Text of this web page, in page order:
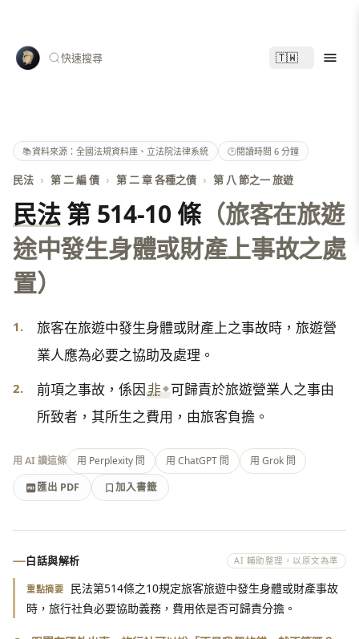
快速搜尋 🇹🇼
📚資料來源：全國法規資料庫、立法院法律系統 🕑閱讀時間 6 分鐘
民法 › 第 二 編 債 › 第 二 章 各種之債 › 第 八 節之一 旅遊
民法第 514-10 條（旅客在旅遊
途中發生身體或財產上事故之處
置）
1.
旅客在旅遊中發生身體或財產上之事故時，旅遊營
業人應為必要之協助及處理。
2. 前項之事故，係因非 可歸責於旅遊營業人之事由
所致者，其所生之費用，由旅客負擔。
用 AI 讀這條 用 Perplexity 問 用 ChatGPT 問
用 Grok 問
匯出 PDF
加入書籤
匯出 PDF
加入書籤
白話與解析 AI 輔助整理，以原文為準
重點摘要
民法第514條之10規定旅客旅遊中發生身體或財產事故
時，旅行社負必要協助義務，費用依是否可歸責分擔。